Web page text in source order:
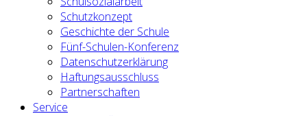
Schutzkonzept
Geschichte der Schule
Fünf-Schulen-Konferenz
Datenschutzerklärung
Haftungsausschluss
Partnerschaften
Service